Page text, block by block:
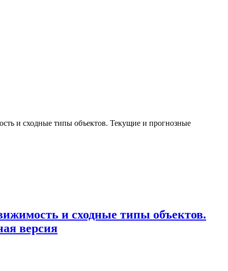
и сходные типы объектов. Текущие и прогнозные
и сходные типы объектов.
версия